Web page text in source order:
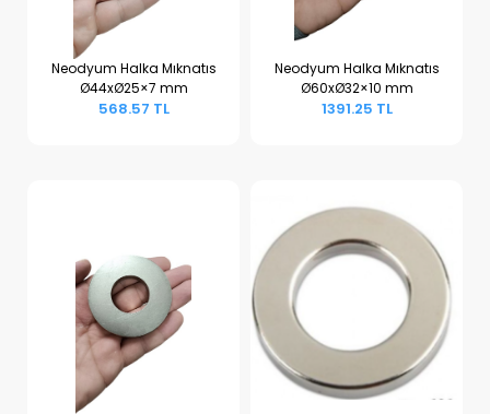
Sepete Ekle
Neodyum Halka Mıknatıs
Ø44xØ25×7 mm
568.57 TL
Sepete Ekle
Neodyum Halka Mıknatıs
Ø60xØ32×10 mm
1391.25 TL